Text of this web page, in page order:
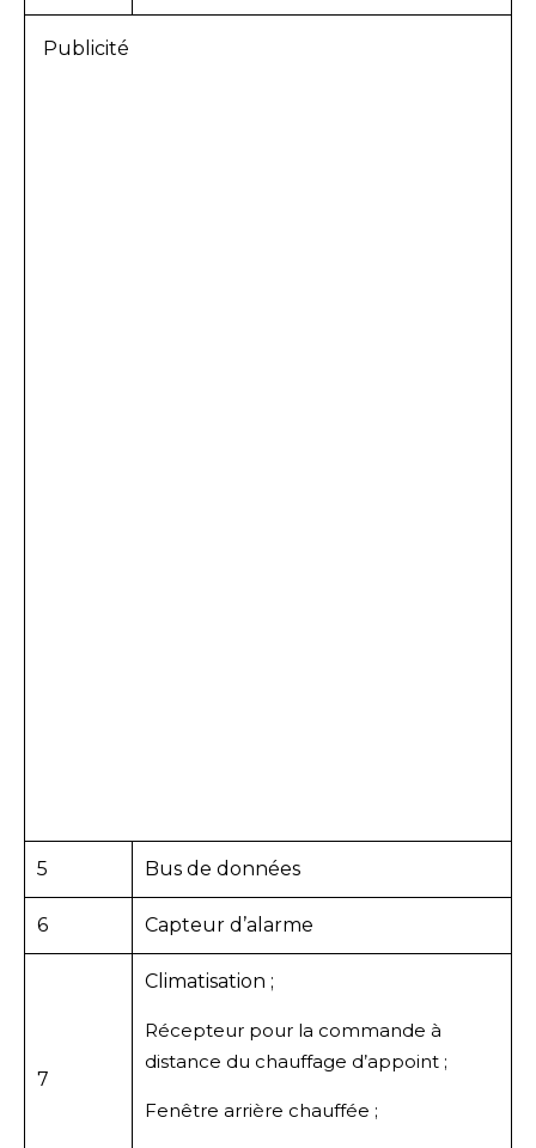
Publicité
5 Bus de données
6 Capteur d’alarme
7
Climatisation ;
Récepteur pour la commande à
distance du chauffage d’appoint ;
Fenêtre arrière chauffée ;